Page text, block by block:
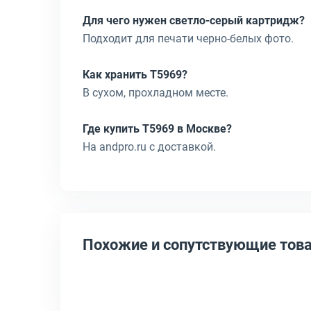
Для чего нужен светло-серый картридж?
Подходит для печати черно-белых фото.
Как хранить T5969?
В сухом, прохладном месте.
Где купить T5969 в Москве?
На andpro.ru с доставкой.
Похожие и сопутствующие